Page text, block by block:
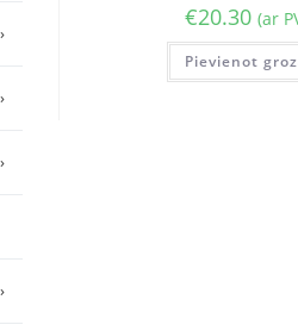
€20.30 (ar
Pievienot
›
›
›
›